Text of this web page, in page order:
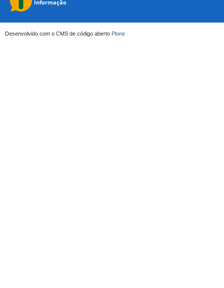
Desenvolvido com o CMS de código aberto Plone